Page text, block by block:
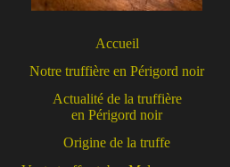
Accueil
Notre truffière en Périgord noir
Actualité de la truffière
en Périgord noir
Origine de la truffe